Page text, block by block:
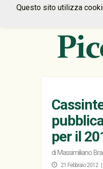
per il
di Massimiliano
21 Febbraio 2012 |
Questo sito utilizza